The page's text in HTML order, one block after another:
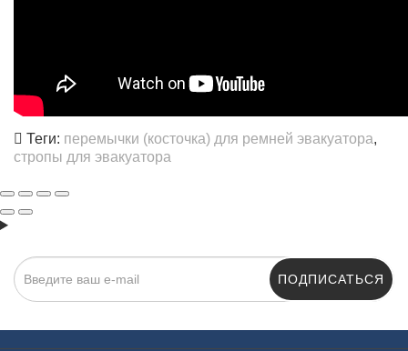
Теги: перемычки (косточка) для ремней эвакуатора,
стропы для эвакуатора
ПОДПИСАТЬСЯ